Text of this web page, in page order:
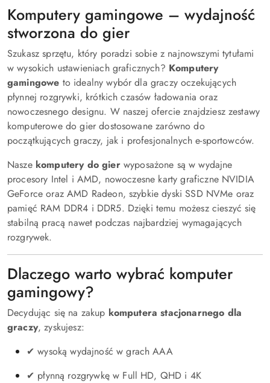
Komputery gamingowe – wydajność
stworzona do gier
Szukasz sprzętu, który poradzi sobie z najnowszymi tytułami
w wysokich ustawieniach graficznych? Komputery
gamingowe to idealny wybór dla graczy oczekujących
płynnej rozgrywki, krótkich czasów ładowania oraz
nowoczesnego designu. W naszej ofercie znajdziesz zestawy
komputerowe do gier dostosowane zarówno do
początkujących graczy, jak i profesjonalnych e-sportowców.
Nasze komputery do gierwyposażone są w wydajne
procesory Intel i AMD, nowoczesne karty graficzne NVIDIA
GeForce oraz AMD Radeon, szybkie dyski SSD NVMe oraz
pamięć RAM DDR4 i DDR5. Dzięki temu możesz cieszyć się
stabilną pracą nawet podczas najbardziej wymagających
rozgrywek.
Dlaczego warto wybrać komputer
gamingowy?
Decydując się na zakup komputera stacjonarnego dla
graczy, zyskujesz:
✔ wysoką wydajność w grach AAA
✔ płynną rozgrywkę w Full HD, QHD i 4K